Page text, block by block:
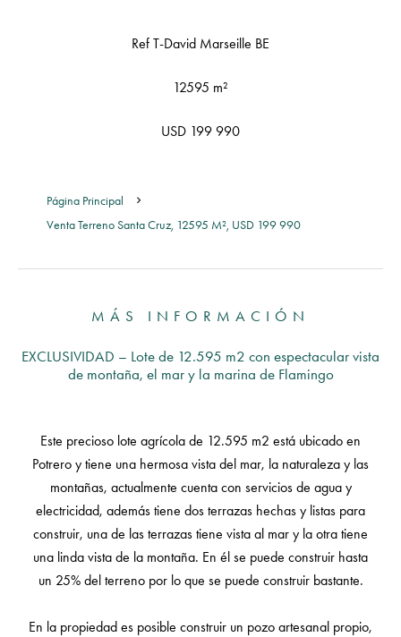
Ref T-David Marseille BE
12595 m²
USD 199 990
Página Principal
Venta Terreno Santa Cruz, 12595 M², USD 199 990
MÁS INFORMACIÓN
EXCLUSIVIDAD – Lote de 12.595 m2 con espectacular vista
de montaña, el mar y la marina de Flamingo
Este precioso lote agrícola de 12.595 m2 está ubicado en
Potrero y tiene una hermosa vista del mar, la naturaleza y las
montañas, actualmente cuenta con servicios de agua y
electricidad, además tiene dos terrazas hechas y listas para
construir, una de las terrazas tiene vista al mar y la otra tiene
una linda vista de la montaña. En él se puede construir hasta
un 25% del terreno por lo que se puede construir bastante.
En la propiedad es posible construir un pozo artesanal propio,